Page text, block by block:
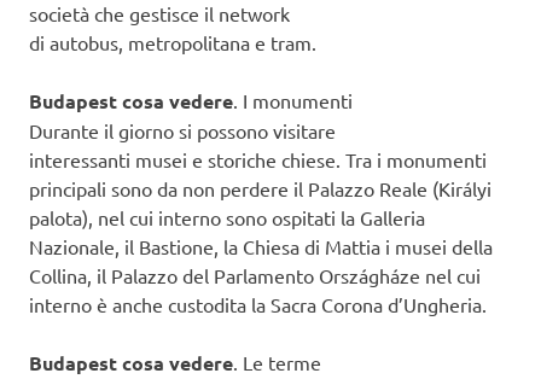
società che gestisce il network
di autobus, metropolitana e tram.
Budapest cosa vedere. I monumenti
Durante il giorno si possono visitare
interessanti musei e storiche chiese. Tra i monumenti
principali sono da non perdere il Palazzo Reale (Királyi
palota), nel cui interno sono ospitati la Galleria
Nazionale, il Bastione, la Chiesa di Mattia i musei della
Collina, il Palazzo del Parlamento Országháze nel cui
interno è anche custodita la Sacra Corona d’Ungheria.
Budapest cosa vedere. Le terme